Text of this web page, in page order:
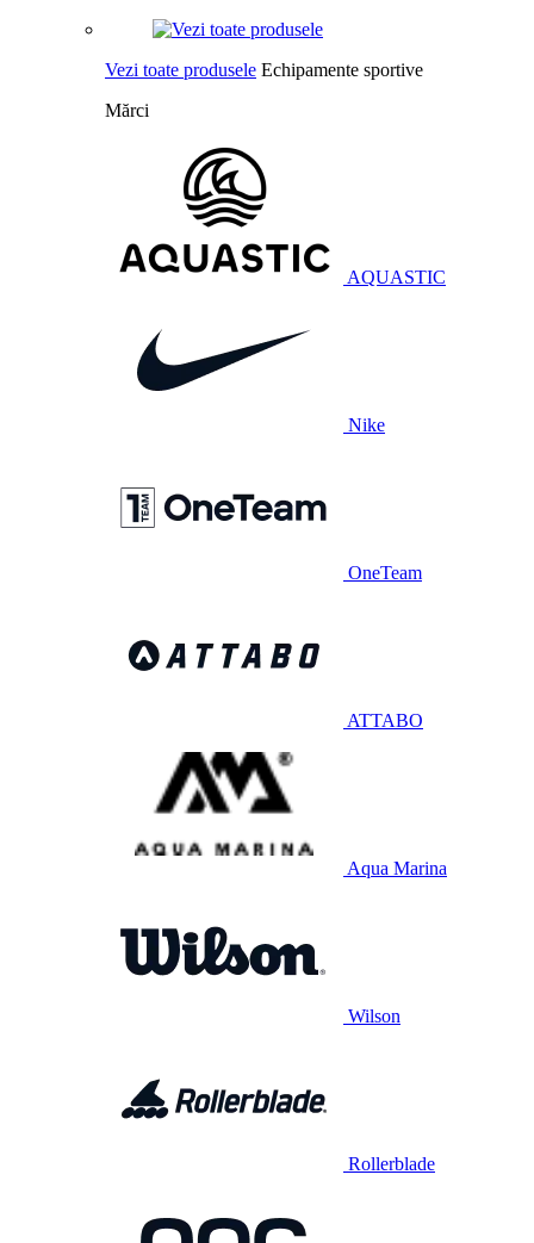
Vezi toate produsele Echipamente sportive
Mărci
AQUASTIC
Nike
OneTeam
ATTABO
Aqua Marina
Wilson
Rollerblade